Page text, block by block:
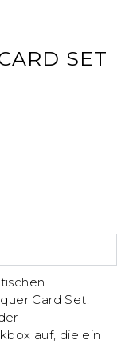
SET
Card Set.
auf, die ein